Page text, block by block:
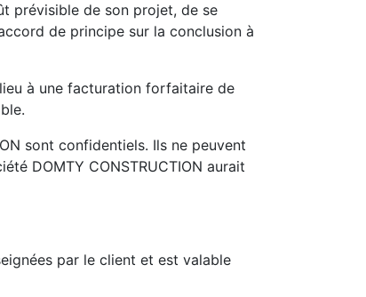
prévisible de son projet, de se
de principe sur la conclusion à
à une facturation forfaitaire de
sont confidentiels. Ils ne peuvent
DOMTY CONSTRUCTION aurait
par le client et est valable